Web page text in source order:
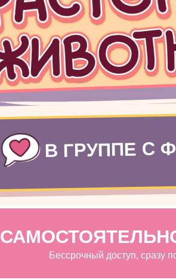
Бессрочный доступ, сразу
В ГРУППЕ С